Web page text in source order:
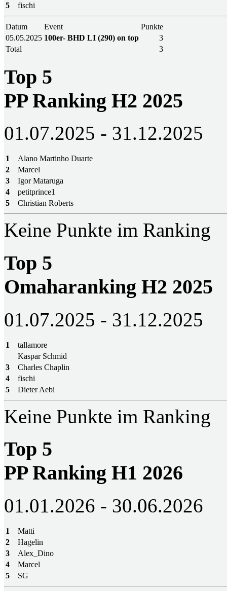
5 fischi
Datum Event
Punkte
05.05.2025 100er- BHD LI (290) on top
3
Total
3
Top 5
PP Ranking H2 2025
01.07.2025 - 31.12.2025
1
Alano Martinho Duarte
2
Marcel
3
Igor Mataruga
4
petitprince1
5
Christian Roberts
Keine Punkte im Ranking
Top 5
Omaharanking H2 2025
01.07.2025 - 31.12.2025
1
tallamore
Kaspar Schmid
3
Charles Chaplin
4
fischi
5
Dieter Aebi
Keine Punkte im Ranking
Top 5
PP Ranking H1 2026
01.01.2026 - 30.06.2026
1
Matti
2
Hagelin
3
Alex_Dino
4
Marcel
5
SG